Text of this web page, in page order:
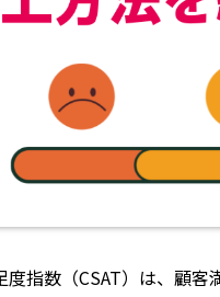
度指数（CSAT）は、顧客